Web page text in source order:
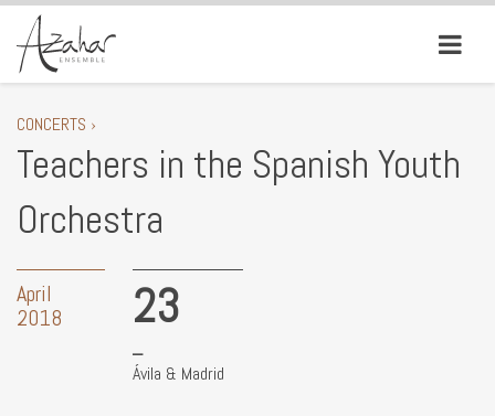
CONCERTS ›
Teachers in the Spanish Youth
Orchestra
April
2018
23
Ávila & Madrid